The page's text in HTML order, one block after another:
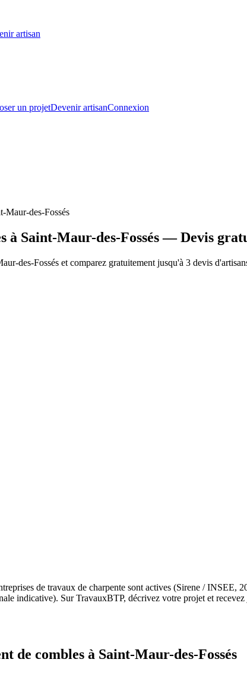
artisan
un projetDevenir artisanConnexion
Maur-des-Fossés
à Saint-Maur-des-Fossés — Devis
des-Fossés et comparez gratuitement jusqu'à 3 devis
de travaux de charpente sont actives (Sirene / INSEE,
indicative). Sur TravauxBTP, décrivez votre projet et
de combles à Saint-Maur-des-Fossés